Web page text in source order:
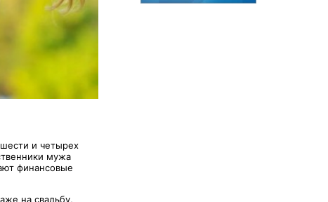
и четырех
мужа
финансовые
на свадьбу,